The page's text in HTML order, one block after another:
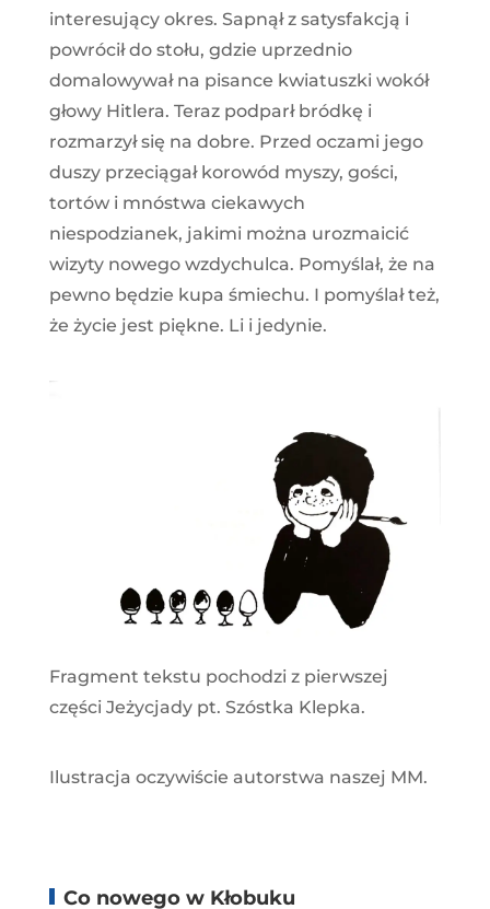
interesujący okres. Sapnął z satysfakcją i
powrócił do stołu, gdzie uprzednio
domalowywał na pisance kwiatuszki wokół
głowy Hitlera. Teraz podparł bródkę i
rozmarzył się na dobre. Przed oczami jego
duszy przeciągał korowód myszy, gości,
tortów i mnóstwa ciekawych
niespodzianek, jakimi można urozmaicić
wizyty nowego wzdychulca. Pomyślał, że na
pewno będzie kupa śmiechu. I pomyślał też,
że życie jest piękne. Li i jedynie.
Fragment tekstu pochodzi z pierwszej
części Jeżycjady pt. Szóstka Klepka.
Ilustracja oczywiście autorstwa naszej MM.
Co nowego w Kłobuku